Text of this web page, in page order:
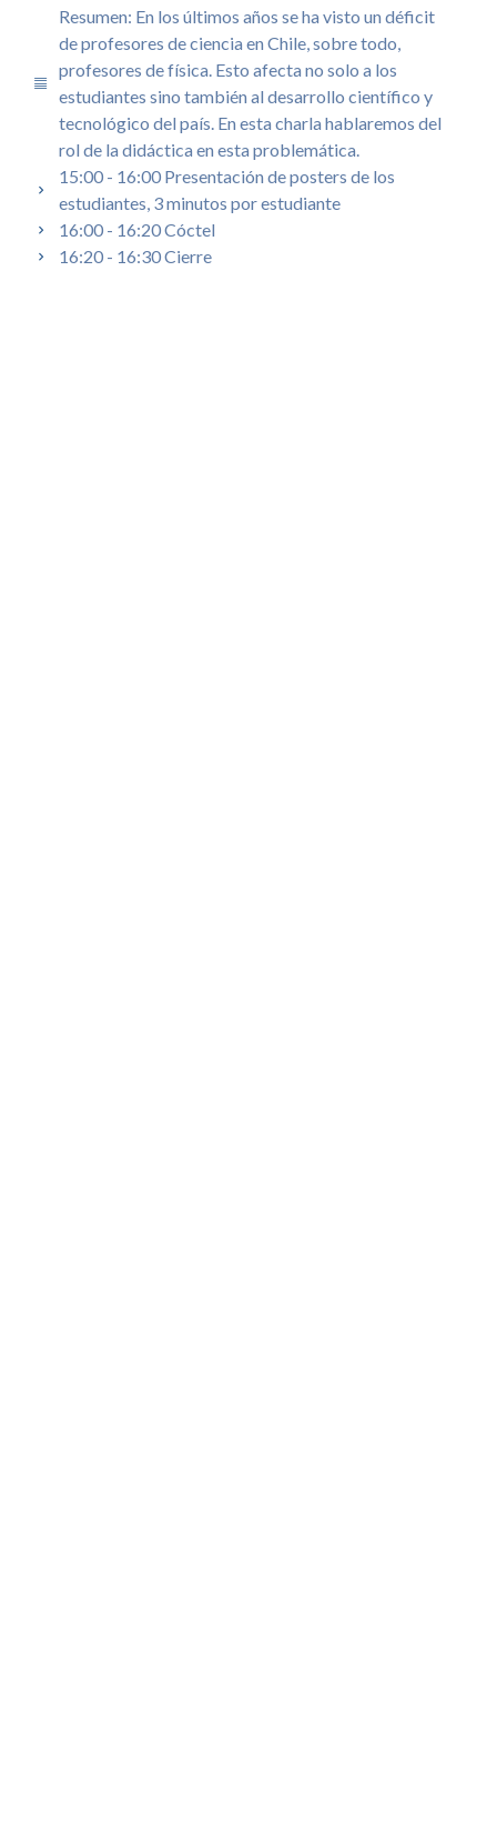
Resumen: En los últimos años se ha visto un déficit
de profesores de ciencia en Chile, sobre todo,
profesores de física. Esto afecta no solo a los
estudiantes sino también al desarrollo científico y
tecnológico del país. En esta charla hablaremos del
rol de la didáctica en esta problemática.
15:00 - 16:00 Presentación de posters de los
estudiantes, 3 minutos por estudiante
16:00 - 16:20 Cóctel
16:20 - 16:30 Cierre